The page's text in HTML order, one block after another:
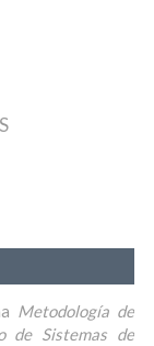
Metodología de
de Sistemas de